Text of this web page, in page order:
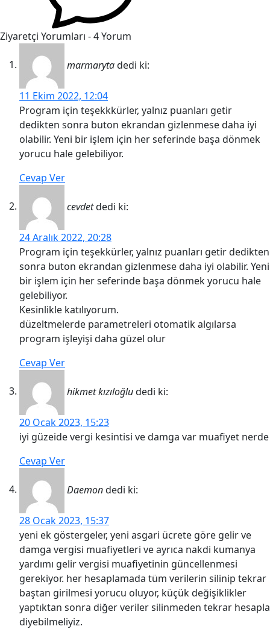
Ziyaretçi Yorumları - 4 Yorum
marmarytadedi ki:
11 Ekim 2022, 12:04
Program için teşekkkürler, yalnız puanları getir
dedikten sonra buton ekrandan gizlenmese daha iyi
olabilir. Yeni bir işlem için her seferinde başa dönmek
yorucu hale gelebiliyor.
Cevap Ver
cevdetdedi ki:
24 Aralık 2022, 20:28
Program için teşekkürler, yalnız puanları getir dedikten
sonra buton ekrandan gizlenmese daha iyi olabilir. Yeni
bir işlem için her seferinde başa dönmek yorucu hale
gelebiliyor.
Kesinlikle katılıyorum.
düzeltmelerde parametreleri otomatik algılarsa
program işleyişi daha güzel olur
Cevap Ver
hikmet kızıloğludedi ki:
20 Ocak 2023, 15:23
iyi güzeide vergi kesintisi ve damga var muafiyet nerde
Cevap Ver
Daemondedi ki:
28 Ocak 2023, 15:37
yeni ek göstergeler, yeni asgari ücrete göre gelir ve
damga vergisi muafiyetleri ve ayrıca nakdi kumanya
yardımı gelir vergisi muafiyetinin güncellenmesi
gerekiyor. her hesaplamada tüm verilerin silinip tekrar
baştan girilmesi yorucu oluyor, küçük değişiklikler
yaptıktan sonra diğer veriler silinmeden tekrar hesapla
diyebilmeliyiz.